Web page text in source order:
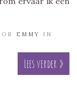
EMMY
IN
Lees verder »